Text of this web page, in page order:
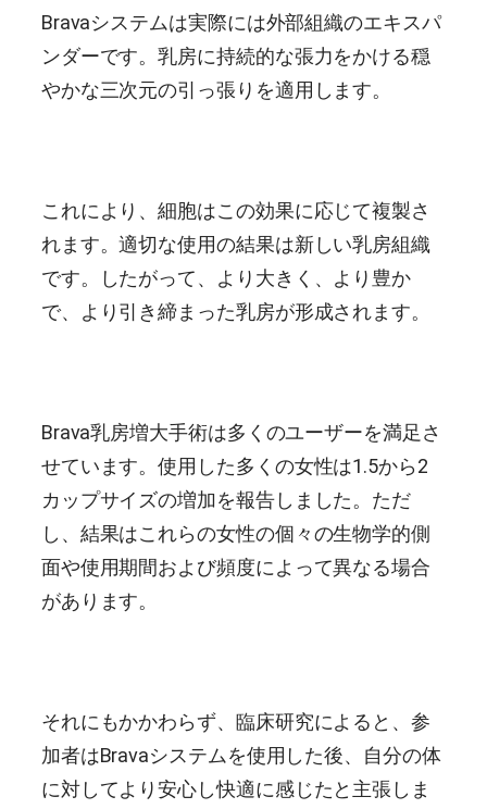
Bravaシステムは実際には外部組織のエキスパ
ンダーです。乳房に持続的な張力をかける穏
やかな三次元の引っ張りを適用します。
これにより、細胞はこの効果に応じて複製さ
れます。適切な使用の結果は新しい乳房組織
です。したがって、より大きく、より豊か
で、より引き締まった乳房が形成されます。
Brava乳房増大手術は多くのユーザーを満足さ
せています。使用した多くの女性は1.5から2
カップサイズの増加を報告しました。ただ
し、結果はこれらの女性の個々の生物学的側
面や使用期間および頻度によって異なる場合
があります。
それにもかかわらず、臨床研究によると、参
加者はBravaシステムを使用した後、自分の体
に対してより安心し快適に感じたと主張しま